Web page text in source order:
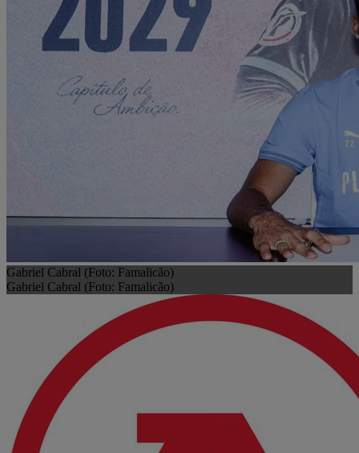
Gabriel Cabral (Foto: Famalicão)
Gabriel Cabral (Foto: Famalicão)